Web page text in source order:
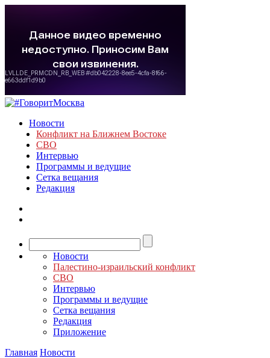
Новости
Конфликт на Ближнем Востоке
СВО
Интервью
Программы и ведущие
Сетка вещания
Редакция
Новости
Палестино-израильский конфликт
СВО
Интервью
Программы и ведущие
Сетка вещания
Редакция
Приложение
Главная Новости